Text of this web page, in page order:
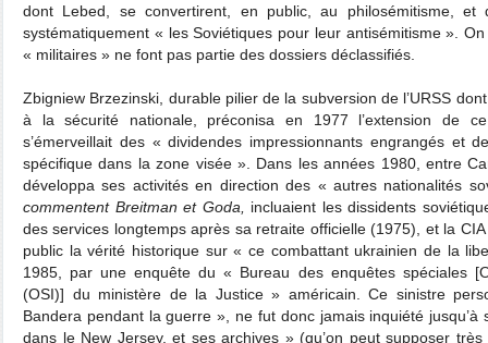
dont Lebed, se convertirent, en public, au philosémitisme, et
systématiquement « les Soviétiques pour leur antisémitisme ».
« militaires » ne font pas partie des dossiers déclassifiés.
Zbigniew Brzezinski, durable pilier de la subversion de l’URSS
à la sécurité nationale, préconisa en 1977 l’extension de
s’émerveillait des « dividendes impressionnants engrangés et
spécifique dans la zone visée ». Dans les années 1980, entre
développa ses activités en direction des « autres nationalités
commentent Breitman et Goda,
incluaient les dissidents
des services longtemps après sa retraite officielle (1975), et la
public la vérité historique sur « ce combattant ukrainien de la
1985, par une enquête du « Bureau des enquêtes spéciales
(OSI)] du ministère de la Justice » américain. Ce sinistre
Bandera pendant la guerre », ne fut donc jamais inquiété
dans le New Jersey, et ses archives » (qu’on peut supposer